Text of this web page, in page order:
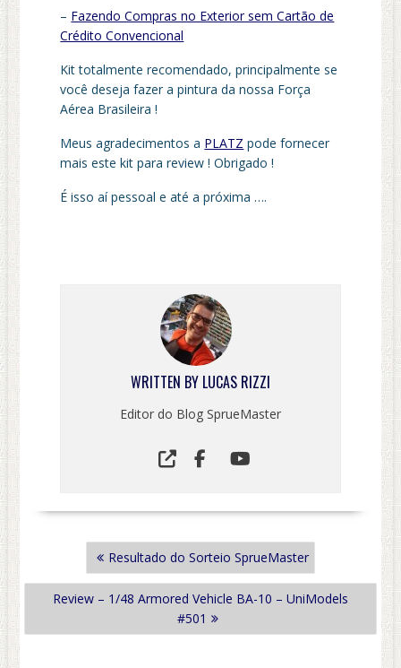
– Fazendo Compras no Exterior sem Cartão de
Crédito Convencional
Kit totalmente recomendado, principalmente se
você deseja fazer a pintura da nossa Força
Aérea Brasileira !
Meus agradecimentos a PLATZ pode fornecer
mais este kit para review ! Obrigado !
É isso aí pessoal e até a próxima ….
WRITTEN BY LUCAS RIZZI
Editor do Blog SprueMaster
NAVEGAÇÃO
POST
Resultado do Sorteio SprueMaster
Review – 1/48 Armored Vehicle BA-10 – UniModels
#501